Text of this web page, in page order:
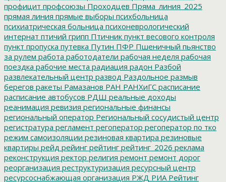
профицит профсоюзы Проходцев Пряма_линия_2025
прямая линия прямые выборы психбольница
психиатрическая больница психоневрологический
интернат птичий грипп Птичник пункт весового контроля
пункт пропуска путевка Путин ПФР Пшеничный пьянство
за рулем работа работодатели рабочая неделя рабочая
поездка рабочие места радиация радон Разбой
развлекательный центр развод Раздольное размыв
берегов ракеты Рамазанов РАН РАНХиГС расписание
расписание автобусов РДШ реальные доходы
реанимация ревизия региональные финансы
региональный оператор Региональный сосудистый центр
регистратура регламент регоператор регоператор по тко
режим самоизоляции резиновая квартира резиновые
квартиры рейд рейинг рейтинг рейтинг_2026 реклама
реконструкция ректор религия ремонт ремонт дорог
реорганизация реструктуризация ресурсный центр
ресурсоснабжающая организация РЖД РИА Рейтинг